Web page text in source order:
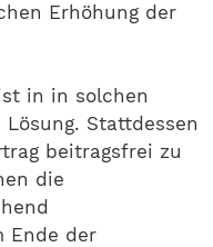
Erhöhung der
in in solchen
Stattdessen
beitragsfrei zu
die
Ende der